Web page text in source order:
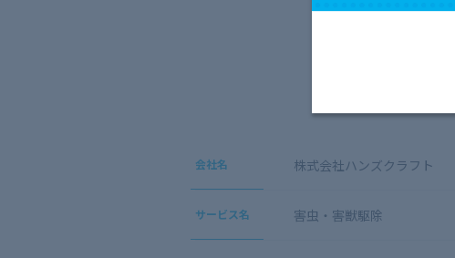
会社名 株式会社ハンズクラフト
サービス名 害虫・害獣駆除